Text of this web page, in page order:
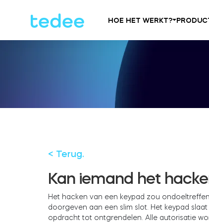
HOE HET WERKT?
< Terug.
Kan iemand het
Het hacken van een keypad zou
doorgeven aan een slim slot. Het keypad
opdracht tot ontgrendelen. Alle autorisatie